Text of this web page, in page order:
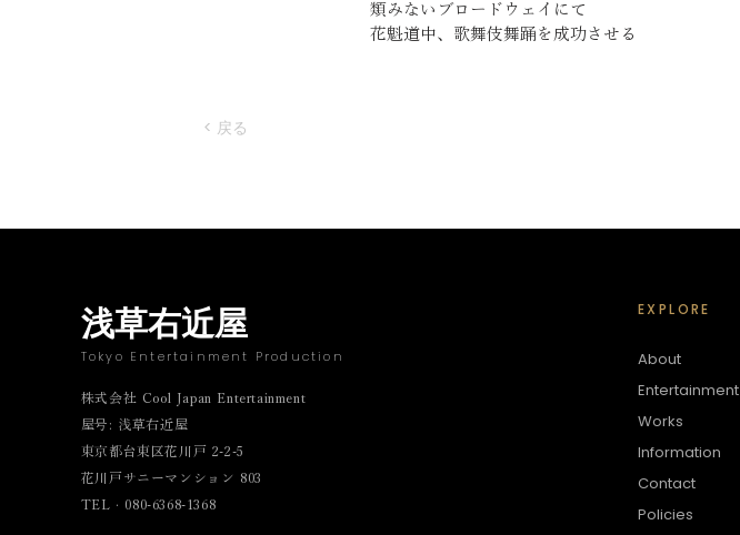
類みないブロードウェイにて
花魁道中、歌舞伎舞踊を成功させる
< 戻る
浅草右近屋
Tokyo Entertainment Production
株式会社 Cool Japan Entertainment
屋号: 浅草右近屋
東京都台東区花川戸 2-2-5
花川戸サニーマンション 803
TEL · 080-6368-1368
EXPLORE
About
Entertainment
Works
Information
Contact
Policies